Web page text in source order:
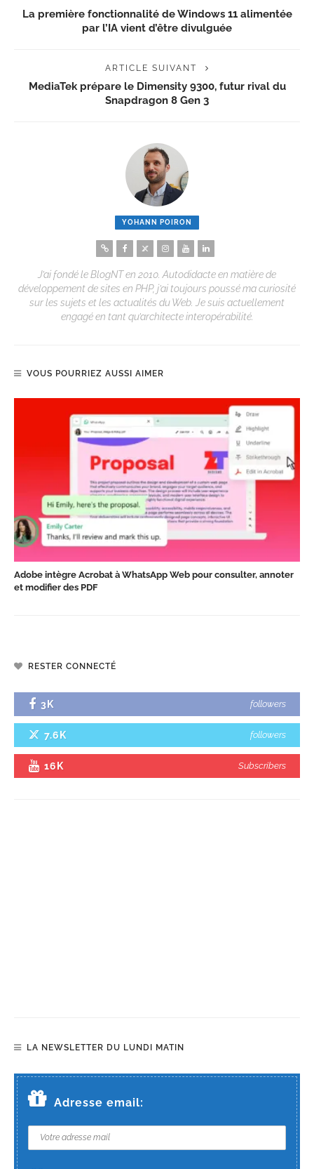
La première fonctionnalité de Windows 11 alimentée
par l’IA vient d’être divulguée
ARTICLE SUIVANT
MediaTek prépare le Dimensity 9300, futur rival du
Snapdragon 8 Gen 3
YOHANN POIRON
J’ai fondé le BlogNT en 2010. Autodidacte en matière de
développement de sites en PHP, j’ai toujours poussé ma curiosité
sur les sujets et les actualités du Web. Je suis actuellement
engagé en tant qu’architecte interopérabilité.
VOUS POURRIEZ AUSSI AIMER
Adobe intègre Acrobat à WhatsApp Web pour consulter, annoter
et modifier des PDF
RESTER CONNECTÉ
3K followers
7.6K followers
16K Subscribers
LA NEWSLETTER DU LUNDI MATIN
Adresse email: